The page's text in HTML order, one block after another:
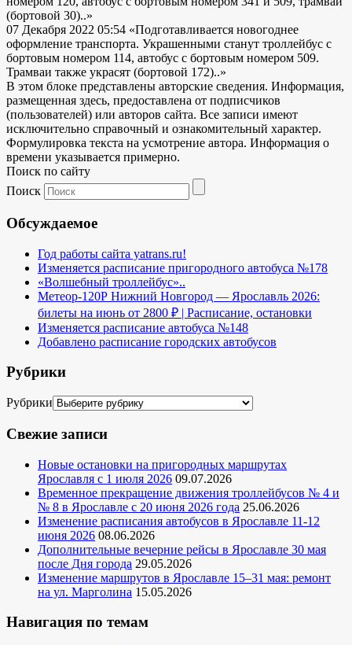
(бортовой 30)..»
07 Декабря 2022 05:54 «Подготавливается новогоднее
оформление транспорта. Украшенными станут троллейбус с
бортовым номером 114, автобус с бортовым номером 509.
Трамваи также украсят (бортовой 172)..»
В этом блоке представлены авторские сведения. Информация,
размещенная здесь, предоставлена от подписчиков
(пользователей) или авторов сайта. Все записи имеют
исключительно справочный и ознакомительный характер.
Формулировка текста на усмотрение автора. Информация о
времени указывается примерно.
Поиск по сайту
Поиск
Обсуждаемое
Год работы сайта yatrans.ru!
Изменяется расписание пригородного автобуса №178
«Волшебный троллейбус»..
Метеор-120Р Нижний Новгород — Ярославль 2026:
билеты на июнь от 2800 ₽ | Расписание, остановки
Изменяется расписание автобуса №148
Добавлено расписание городских автобусов
Рубрики
Рубрики
Свежие записи
Новые остановки на пригородных маршрутах
Ярославля с 1 июля 2026 09.07.2026
Временное прекращение движения троллейбусов № 4 и
№ 8 в Ярославле с 20 июня 2026 года 25.06.2026
Изменение расписания автобусов в Ярославле 11-12
июня 2026 08.06.2026
Дополнительные вечерние рейсы в Ярославле 30 мая
после Дня города 29.05.2026
Изменение маршрутов в Ярославле 15–31 мая: ремонт
на ул. Марголина 15.05.2026
Навигация по темам